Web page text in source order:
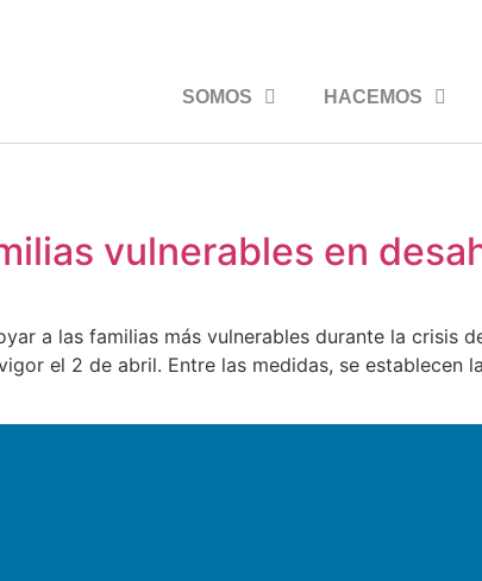
SOMOS HACEMOS
vulnerables en
a las familias más vulnerables durante la crisis
el 2 de abril. Entre las medidas, se establecen